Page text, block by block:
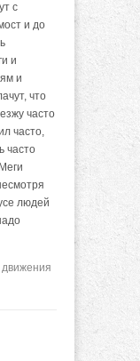
с
и до
и
и
что
часто
часто,
часто
людей